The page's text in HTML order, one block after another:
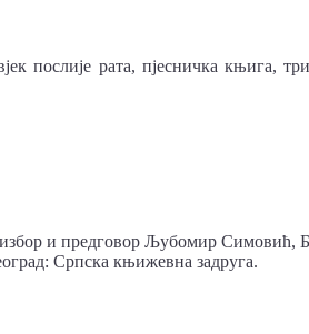
послије рата, пјесничка књига,
и предговор Љубомир Симовић,
Српска књижевна задруга.